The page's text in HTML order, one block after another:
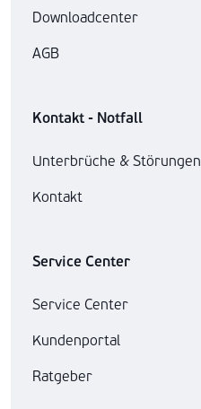
Downloadcenter
AGB
Kontakt - Notfall
Unterbrüche & Störungen
Kontakt
Service Center
Service Center
Kundenportal
Ratgeber